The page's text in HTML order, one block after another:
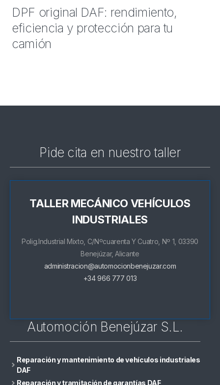
DPF original DAF: rendimiento,
eficiencia y protección para tu
camión
Automoción Benejúzar S.L.
Reparación y mantenimiento de vehículos industriales
DAF
Reparación y tramitación de garantías DAF
Pide cita en nuestro taller
TALLER MECÁNICO VEHÍCULOS
INDUSTRIALES
Polig.Industrial Mixto, C/Nºcuarenta Y Cuatro, Nº 1, 03390
Benejúzar, Alicante
administracion@automocionbenejuzar.com
+34 966 777 013